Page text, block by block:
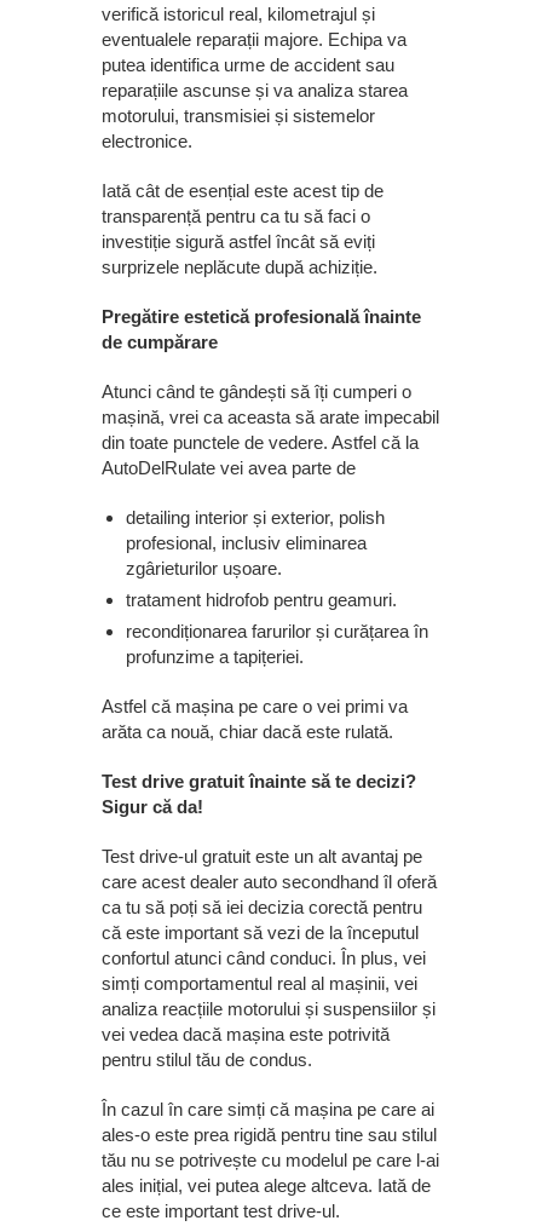
verifică istoricul real, kilometrajul și
eventualele reparații majore. Echipa va
putea identifica urme de accident sau
reparațiile ascunse și va analiza starea
motorului, transmisiei și sistemelor
electronice.
Iată cât de esențial este acest tip de
transparență pentru ca tu să faci o
investiție sigură astfel încât să eviți
surprizele neplăcute după achiziție.
Pregătire estetică profesională înainte
de cumpărare
Atunci când te gândești să îți cumperi o
mașină, vrei ca aceasta să arate impecabil
din toate punctele de vedere. Astfel că la
AutoDelRulate vei avea parte de
detailing interior și exterior, polish
profesional, inclusiv eliminarea
zgârieturilor ușoare.
tratament hidrofob pentru geamuri.
recondiționarea farurilor și curățarea în
profunzime a tapițeriei.
Astfel că mașina pe care o vei primi va
arăta ca nouă, chiar dacă este rulată.
Test drive gratuit înainte să te decizi?
Sigur că da!
Test drive-ul gratuit este un alt avantaj pe
care acest dealer auto secondhand îl oferă
ca tu să poți să iei decizia corectă pentru
că este important să vezi de la începutul
confortul atunci când conduci. În plus, vei
simți comportamentul real al mașinii, vei
analiza reacțiile motorului și suspensiilor și
vei vedea dacă mașina este potrivită
pentru stilul tău de condus.
În cazul în care simți că mașina pe care ai
ales-o este prea rigidă pentru tine sau stilul
tău nu se potrivește cu modelul pe care l-ai
ales inițial, vei putea alege altceva. Iată de
ce este important test drive-ul.